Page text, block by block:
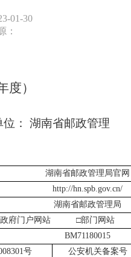
01-30
：
度）
湖南省邮政管理
湖南省邮政管理局官网
http://hn.spb.gov.cn/
湖南省邮政管理局
政府门户网站 □部门网站
BM71180015
号
公安机关备案号